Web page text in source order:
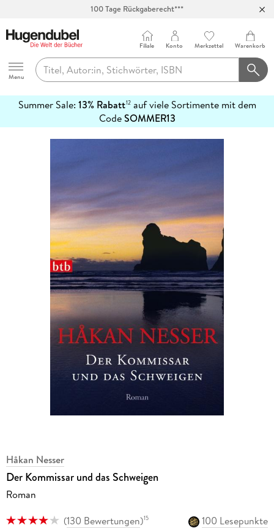
Abholung in über 100 Filialen
Hugendubel
Menu
Filiale Konto Merkzettel Warenkorb
Summer Sale: 13% Rabatt12auf viele Sortimente mit dem
CodeSOMMER13
erfahren
Håkan Nesser
Der Kommissar und das Schweigen
Roman
(130 Bewertungen)15
100 Lesepunkte